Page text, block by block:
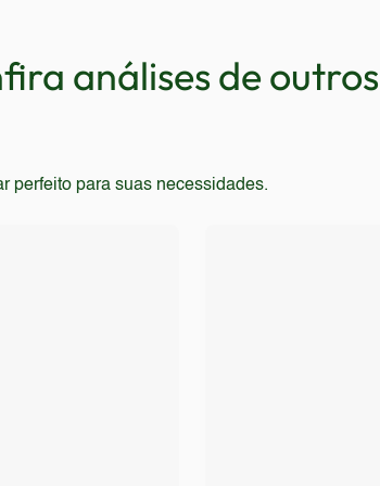
análises de outros
perfeito para suas necessidades.